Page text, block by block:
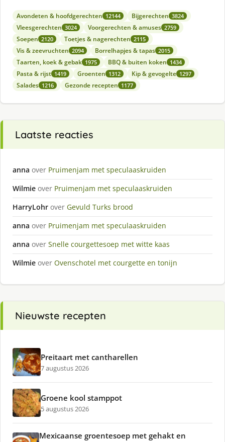
Avondeten & hoofdgerechten 12144 Bijgerechten 3824
Vleesgerechten 3024 Voorgerechten & amuses 2759
Soepen 2120 Toetjes & nagerechten 2115
Vis & zeevruchten 2094 Borrelhapjes & tapas 2015
Taarten, koek & gebak 1975 BBQ & buiten koken 1434
Pasta & rijst 1419 Groenten 1312 Kip & gevogelte 1297
Salades 1216 Gezonde recepten 1177
Laatste reacties
anna over Pruimenjam met speculaaskruiden
Wilmie over Pruimenjam met speculaaskruiden
HarryLohr over Gevuld Turks brood
anna over Pruimenjam met speculaaskruiden
anna over Snelle courgettesoep met witte kaas
Wilmie over Ovenschotel met courgette en tonijn
Nieuwste recepten
Preitaart met cantharellen
7 augustus 2026
Groene kool stamppot
5 augustus 2026
Mexicaanse groentesoep met gehakt en